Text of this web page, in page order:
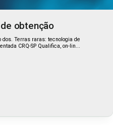
obtenção
dos. Terras raras: tecnologia de
CRQ-SP Qualifica, on-lin...